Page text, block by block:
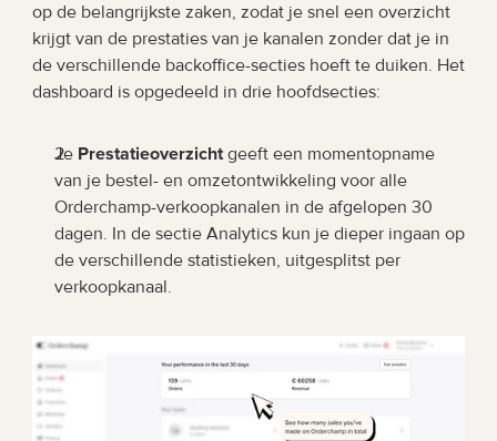
op de belangrijkste zaken, zodat je snel een overzicht
krijgt van de prestaties van je kanalen zonder dat je in
de verschillende backoffice-secties hoeft te duiken. Het
dashboard is opgedeeld in drie hoofdsecties:
Je Prestatieoverzicht geeft een momentopname
van je bestel- en omzetontwikkeling voor alle
Orderchamp-verkoopkanalen in de afgelopen 30
dagen. In de sectie Analytics kun je dieper ingaan op
de verschillende statistieken, uitgesplitst per
verkoopkanaal.